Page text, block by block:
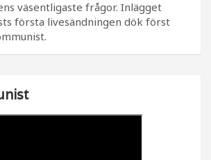
väsentligaste frågor. Inlägget
första livesändningen dök först